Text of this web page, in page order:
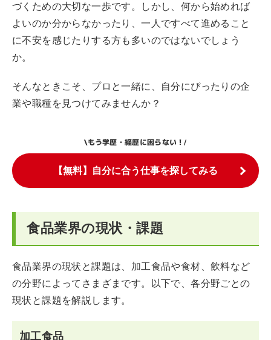
づくための大切な一歩です。しかし、何から始めれば
よいのか分からなかったり、一人ですべて進めること
に不安を感じたりする方も多いのではないでしょう
か。
そんなときこそ、プロと一緒に、自分にぴったりの企
業や職種を見つけてみませんか？
\もう学歴・経歴に困らない！/
【無料】自分に合う仕事を探してみる
食品業界の現状・課題
食品業界の現状と課題は、加工食品や食材、飲料など
の分野によってさまざまです。以下で、各分野ごとの
現状と課題を解説します。
加工食品